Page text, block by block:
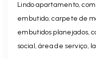
Lindo apartamento,
embutido, carpete de
embutidos planejados,
social, área de serviço,